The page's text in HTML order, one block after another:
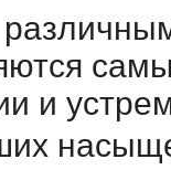
и